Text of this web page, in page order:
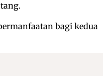
bagi kedua